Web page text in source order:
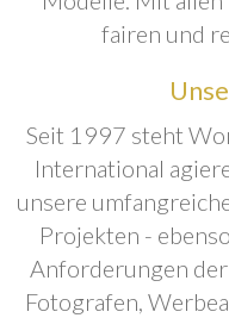
fairen und
Seit 1997 steht
International
unsere
Projekten -
Anforderungen
Fotografen,